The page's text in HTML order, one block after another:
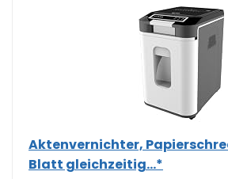
Aktenvernichter,
Blatt gleichzeitig...*